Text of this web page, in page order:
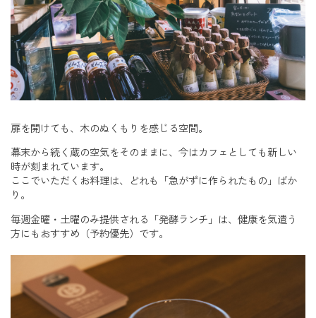
扉を開けても、木のぬくもりを感じる空間。
幕末から続く蔵の空気をそのままに、今はカフェとしても新しい
時が刻まれています。
ここでいただくお料理は、どれも「急がずに作られたもの」ばか
り。
毎週金曜・土曜のみ提供される「発酵ランチ」は、健康を気遣う
方にもおすすめ（予約優先）です。